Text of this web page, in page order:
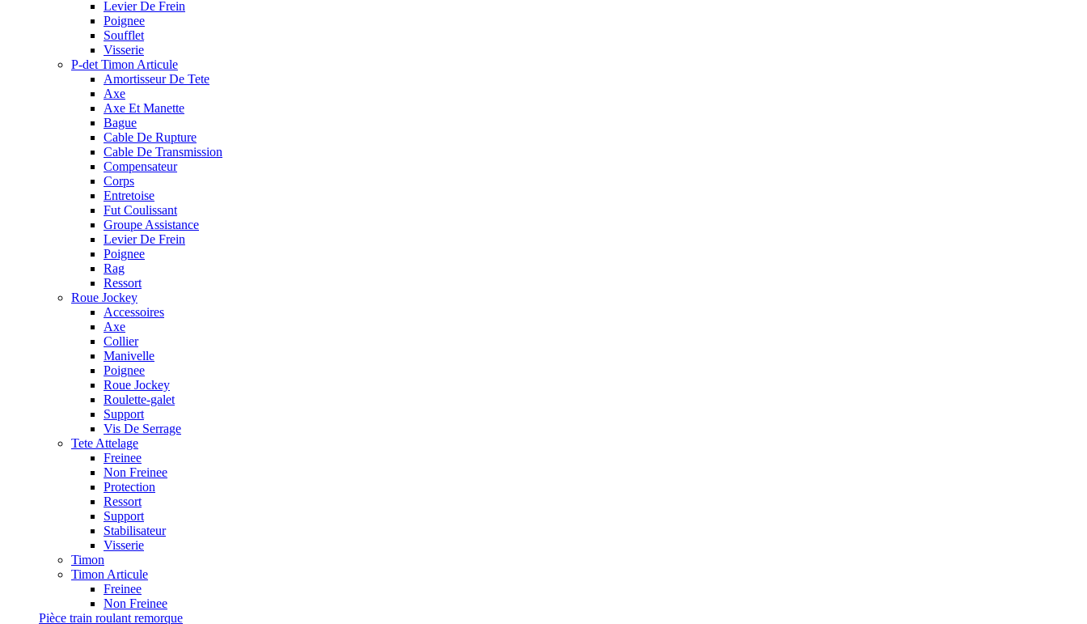
Levier De Frein
Poignee
Soufflet
Visserie
P-det Timon Articule
Amortisseur De Tete
Axe
Axe Et Manette
Bague
Cable De Rupture
Cable De Transmission
Compensateur
Corps
Entretoise
Fut Coulissant
Groupe Assistance
Levier De Frein
Poignee
Rag
Ressort
Roue Jockey
Accessoires
Axe
Collier
Manivelle
Poignee
Roue Jockey
Roulette-galet
Support
Vis De Serrage
Tete Attelage
Freinee
Non Freinee
Protection
Ressort
Support
Stabilisateur
Visserie
Timon
Timon Articule
Freinee
Non Freinee
Pièce train roulant remorque